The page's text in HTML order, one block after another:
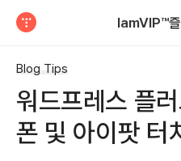
IamVIP™
Blog Tips
워드프레스 플
폰 및 아이팟 터